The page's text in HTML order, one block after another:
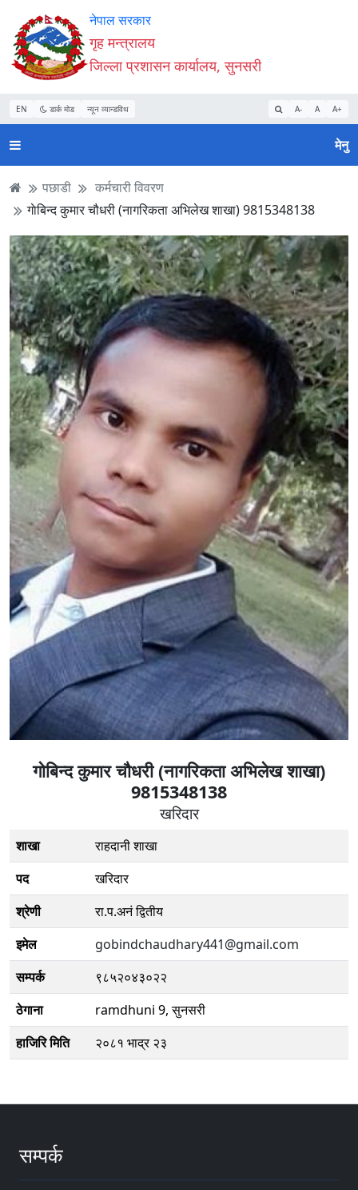
Accessibility
Mode
सुरु
गर्नुहोस्
सामाग्री
पढ्नुहाेस्
नेभिगेसन
पढ्नुहाेस्
वेबसाइट
खोजमा
जानुहोस्
नेपाल सरकार
गृह मन्त्रालय
जिल्ला प्रशासन कार्यालय, सुनसरी
EN डार्क मोड न्यून व्यान्डविथ A- A A+
मेनु
पछाडी
कर्मचारी विवरण
गाेबिन्द कुमार चौधरी (नागरिकता अभिलेख शाखा) 9815348138
गाेबिन्द कुमार चौधरी (नागरिकता अभिलेख शाखा)
9815348138
खरिदार
शाखा
राहदानी शाखा
पद
खरिदार
श्रेणी
रा.प.अनं द्वितीय
इमेल
gobindchaudhary441@gmail.com
सम्पर्क
९८५२०४३०२२
ठेगाना
ramdhuni 9, सुनसरी
हाजिरि मिति
२०८१ भाद्र २३
सम्पर्क